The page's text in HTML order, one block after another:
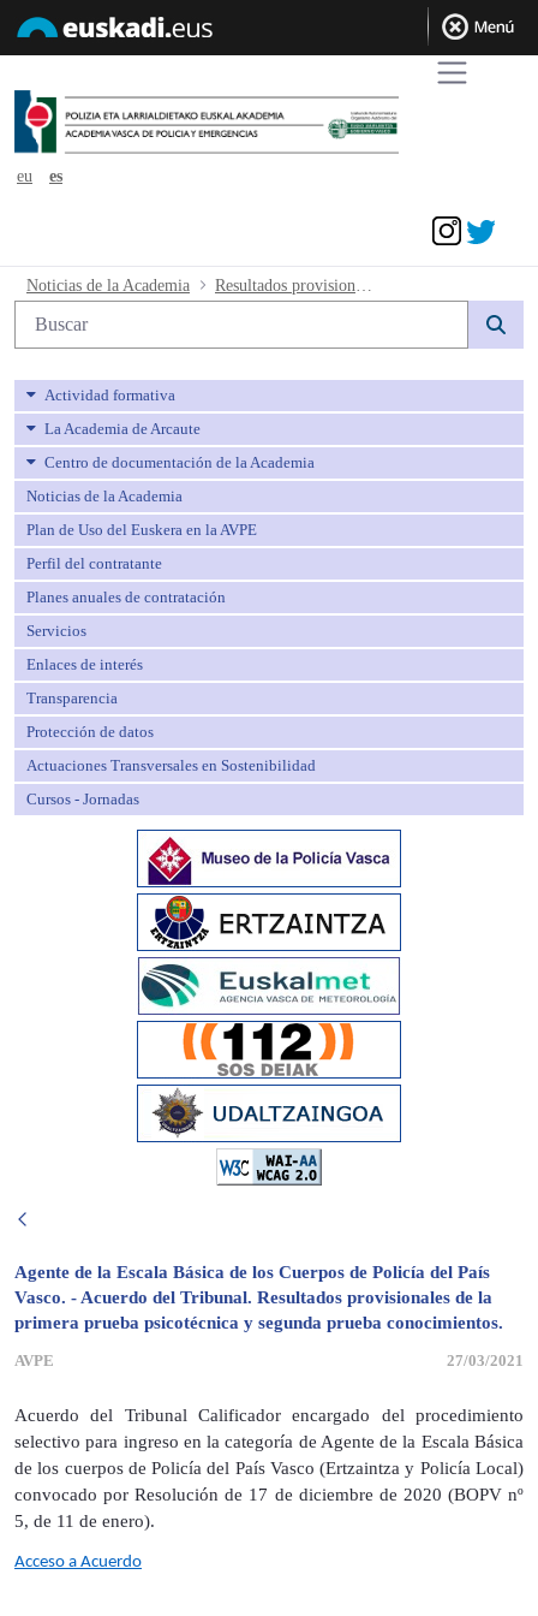
eu
es
Resultados provisionales de la
Noticias de la Academia
Búsqueda web
Actividad formativa
La Academia de Arcaute
Centro de documentación de la Academia
Noticias de la Academia
Plan de Uso del Euskera en la AVPE
Perfil del contratante
Planes anuales de contratación
Servicios
Enlaces de interés
Transparencia
Protección de datos
Actuaciones Transversales en Sostenibilidad
Cursos - Jornadas
Agente de la Escala Básica de los Cuerpos de Policía del País
Vasco. - Acuerdo del Tribunal. Resultados provisionales de la
primera prueba psicotécnica y segunda prueba conocimientos.
AVPE 27/03/2021
Acuerdo del Tribunal Calificador encargado del procedimiento
selectivo para ingreso en la categoría de Agente de la Escala Básica
de los cuerpos de Policía del País Vasco (Ertzaintza y Policía Local)
convocado por Resolución de 17 de diciembre de 2020 (BOPV nº
5, de 11 de enero).
Acceso a Acuerdo